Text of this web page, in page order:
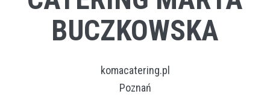
BUCZKOWSKA
komacatering.pl
Poznań